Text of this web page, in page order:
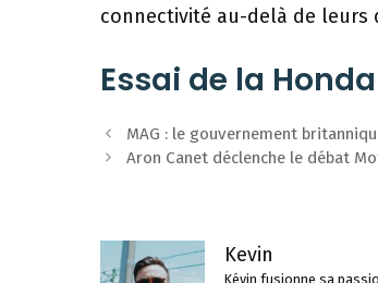
connectivité au-delà de leurs
Essai de la
Navigation
des
MAG : le gouvernement
Aron Canet déclenche le débat
Kevin
Kévin fusionne sa